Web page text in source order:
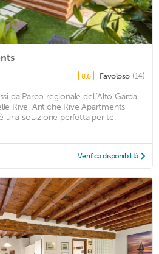
8,6 Favoloso (14)
da Parco regionale dell'Alto Garda
Rive, Antiche Rive Apartments
una soluzione perfetta per te.
Verifica disponibilità